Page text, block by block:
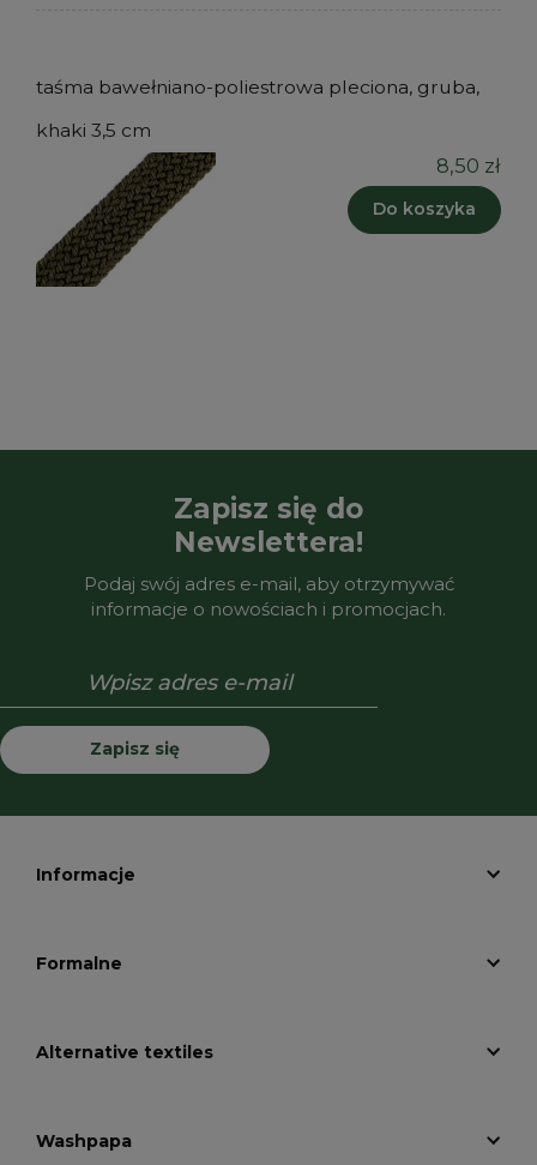
taśma bawełniano-poliestrowa pleciona, gruba,
khaki 3,5 cm
8,50 zł
Do koszyka
Zapisz się do
Newslettera!
Podaj swój adres e-mail, aby otrzymywać
informacje o nowościach i promocjach.
Zapisz się
Informacje
Formalne
Alternative textiles
Washpapa